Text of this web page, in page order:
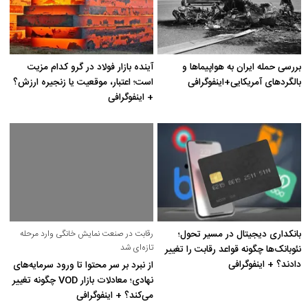
بررسی حمله ایران به هواپیماها و
بالگردهای آمریکایی+اینفوگرافی
آینده بازار فولاد در گرو کدام مزیت
است؛ اعتبار، موقعیت یا زنجیره ارزش؟
+ اینفوگرافی
بانکداری دیجیتال در مسیر تحول؛
نئوبانک‌ها چگونه قواعد رقابت را تغییر
دادند؟ + اینفوگرافی
رقابت در صنعت نمایش خانگی وارد مرحله
تازه‌ای شد
از نبرد بر سر محتوا تا ورود سرمایه‌های
نهادی؛ معادلات بازار VOD چگونه تغییر
می‌کند؟ + اینفوگرافی